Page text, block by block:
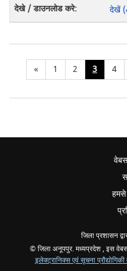
देखें
« 1 2 3 4
जिला प्रशासन
© जिला अनूपपुर. मध्यप्रदेश , इस
इलेक्ट्रानिक्स एवं सूचना